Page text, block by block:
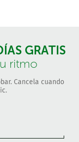
GRATIS
ritmo
Cancela cuando